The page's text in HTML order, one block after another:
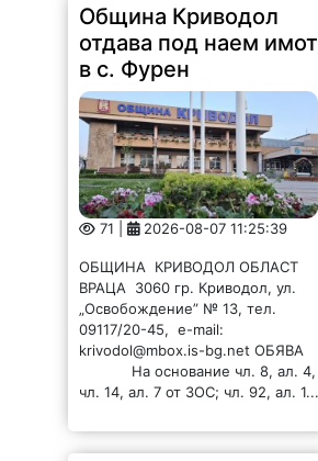
Община Криводол
отдава под наем имот
в с. Фурен
71 | 2026-08-07 11:25:39
ОБЩИНА КРИВОДОЛ ОБЛАСТ
ВРАЦА 3060 гр. Криводол, ул.
„Освобождение” № 13, тел.
09117/20-45, e-mail:
krivodol@mbox.is-bg.net ОБЯВА
На основание чл. 8, ал. 4,
чл. 14, ал. 7 от ЗОС; чл. 92, ал. 1...